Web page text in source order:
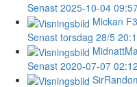
Senast 2025-10-04
Mickan
Senast torsdag 28/5
Senast 2020-07-07 02:12